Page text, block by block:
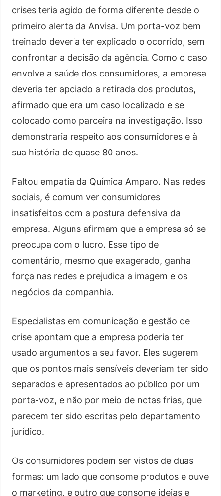
crises teria agido de forma diferente desde o
primeiro alerta da Anvisa. Um porta-voz bem
treinado deveria ter explicado o ocorrido, sem
confrontar a decisão da agência. Como o caso
envolve a saúde dos consumidores, a empresa
deveria ter apoiado a retirada dos produtos,
afirmado que era um caso localizado e se
colocado como parceira na investigação. Isso
demonstraria respeito aos consumidores e à
sua história de quase 80 anos.
Faltou empatia da Química Amparo. Nas redes
sociais, é comum ver consumidores
insatisfeitos com a postura defensiva da
empresa. Alguns afirmam que a empresa só se
preocupa com o lucro. Esse tipo de
comentário, mesmo que exagerado, ganha
força nas redes e prejudica a imagem e os
negócios da companhia.
Especialistas em comunicação e gestão de
crise apontam que a empresa poderia ter
usado argumentos a seu favor. Eles sugerem
que os pontos mais sensíveis deveriam ter sido
separados e apresentados ao público por um
porta-voz, e não por meio de notas frias, que
parecem ter sido escritas pelo departamento
jurídico.
Os consumidores podem ser vistos de duas
formas: um lado que consome produtos e ouve
o marketing, e outro que consome ideias e